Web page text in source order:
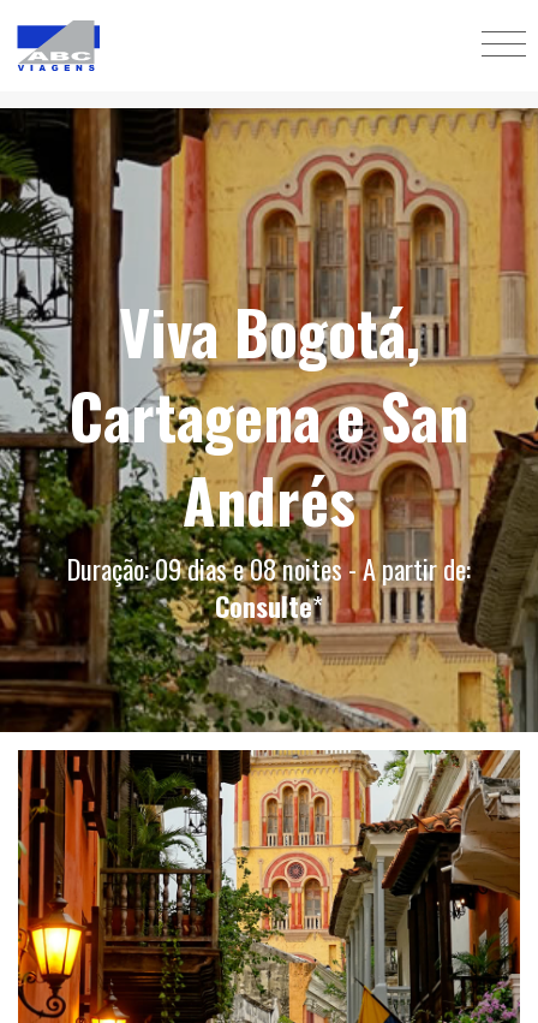
Viva Bogotá,
Cartagena e San
Andrés
Duração: 09 dias e 08 noites - A partir de:
Consulte*